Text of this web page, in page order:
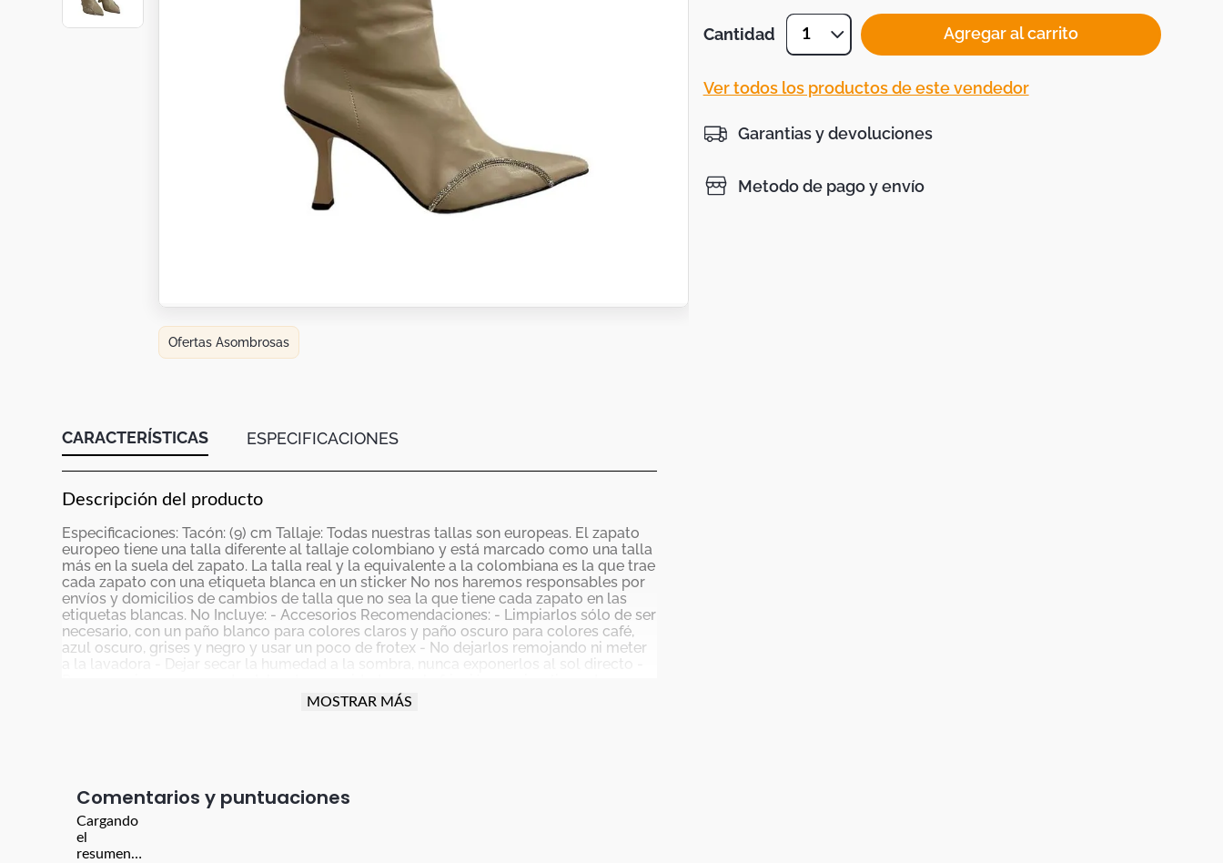
Ofertas Asombrosas
CARACTERÍSTICAS ESPECIFICACIONES
Descripción del producto
Especificaciones: Tacón: (9) cm Tallaje: Todas nuestras tallas son europeas. El zapato
europeo tiene una talla diferente al tallaje colombiano y está marcado como una talla
más en la suela del zapato. La talla real y la equivalente a la colombiana es la que trae
cada zapato con una etiqueta blanca en un sticker No nos haremos responsables por
envíos y domicilios de cambios de talla que no sea la que tiene cada zapato en las
etiquetas blancas. No Incluye: - Accesorios Recomendaciones: - Limpiarlos sólo de ser
necesario, con un paño blanco para colores claros y paño oscuro para colores café,
azul oscuro, grises y negro y usar un poco de frotex - No dejarlos remojando ni meter
a la lavadora - Dejar secar la humedad a la sombra, nunca exponerlos al sol directo -
actividad para proteger el producto (parte trasera, punta y tacón). - Debes tener
producto real. Los taches y apliques son accesorios de alto cuidado y buen uso por lo
cual NO tienen garantía
MOSTRAR MÁS
Comentarios
Cargando
el
resumen…
Cantidad 1 Agregar al carrito
Ver todos los productos de este vendedor
Garantias y devoluciones
Metodo de pago y envío